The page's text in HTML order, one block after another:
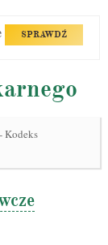
SPRAWDŹ
Kodeks